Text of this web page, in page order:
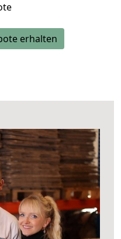
erhalten